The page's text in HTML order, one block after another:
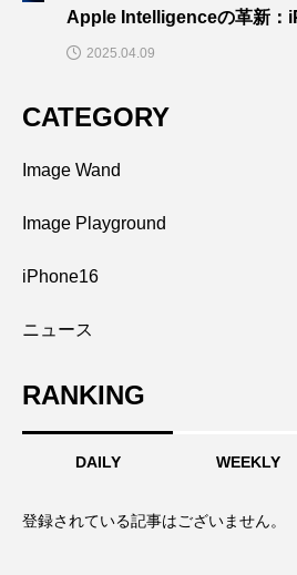
Apple Intelligenceの革新：
2025.04.09
CATEGORY
Image Wand
Image Playground
iPhone16
ニュース
RANKING
DAILY WEEKLY
登録されている記事はございません。